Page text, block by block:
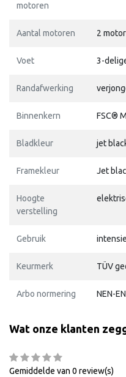
motoren
Aantal motoren 2
Voet 3-
Randafwerking
Binnenkern FSC®
Bladkleur jet
Framekleur Jet
Hoogte
verstelling
Gebruik
Keurmerk TÜV
Arbo normering NEN-
Wat onze klanten
Gemiddelde van 0 review(s)